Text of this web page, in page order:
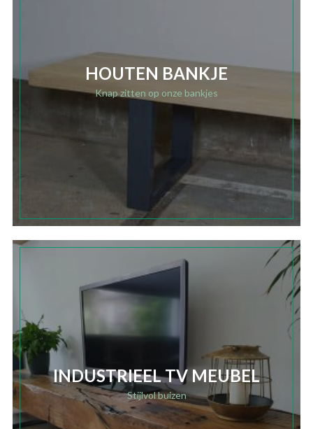
HOUTEN BANKJE
Knap zitten op onze bankjes
INDUSTRIEEL TV MEUBEL
Stijlvol buizen